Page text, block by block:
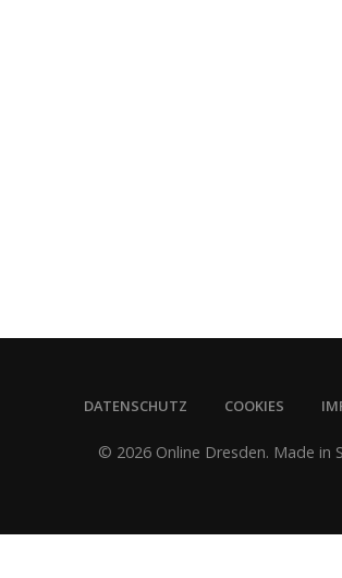
DATENSCHUTZ COOKIES
© 2026 Online Dresden. Made in